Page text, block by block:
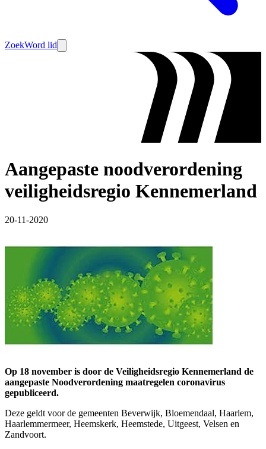
ZoekWord lid
Aangepaste noodverordening
veiligheidsregio Kennemerland
20-11-2020
Op 18 november is door de Veiligheidsregio Kennemerland de
aangepaste Noodverordening maatregelen coronavirus
gepubliceerd.
Deze geldt voor de gemeenten Beverwijk, Bloemendaal, Haarlem,
Haarlemmermeer, Heemskerk, Heemstede, Uitgeest, Velsen en
Zandvoort.